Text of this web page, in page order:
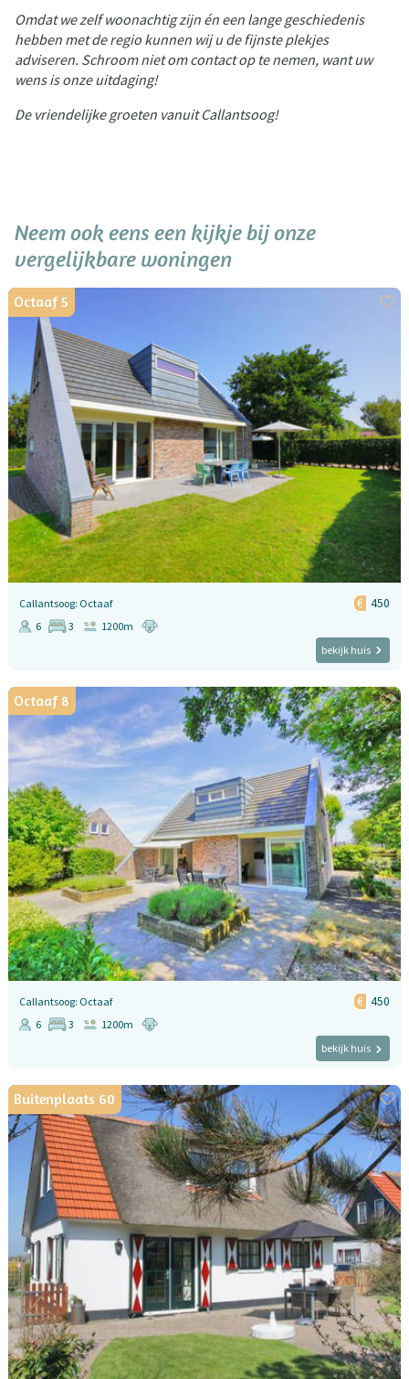
Omdat we zelf woonachtig zijn én een lange geschiedenis
hebben met de regio kunnen wij u de fijnste plekjes
adviseren. Schroom niet om contact op te nemen, want uw
wens is onze uitdaging!
De vriendelijke groeten vanuit Callantsoog!
Neem ook eens een kijkje bij onze
vergelijkbare woningen
Octaaf 5
Callantsoog: Octaaf 450
6 3
1200m
bekijk huis
Octaaf 8
Callantsoog: Octaaf 450
6 3
1200m
bekijk huis
Buitenplaats 60